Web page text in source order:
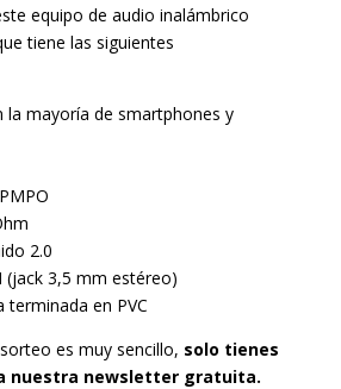
equipo de audio inalámbrico
tiene las siguientes
la mayoría de smartphones y
2.0
(jack 3,5 mm estéreo)
terminada en PVC
es muy sencillo, solo tienes
nuestra newsletter gratuita.